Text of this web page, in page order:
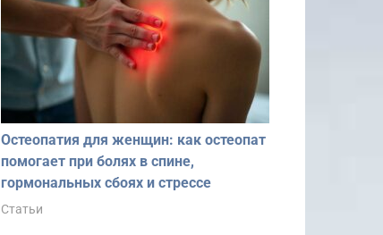
Остеопатия для женщин: как остеопат
помогает при болях в спине,
гормональных сбоях и стрессе
Статьи